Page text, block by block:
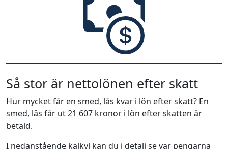
Så stor är nettolönen efter skatt
Hur mycket får en smed, lås kvar i lön efter skatt? En
smed, lås får ut 21 607 kronor i lön efter skatten är
betald.
I nedanstående kalkyl kan du i detalj se var pengarna